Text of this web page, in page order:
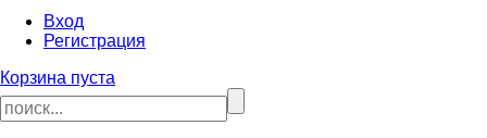
Вход
Регистрация
Корзина пуста